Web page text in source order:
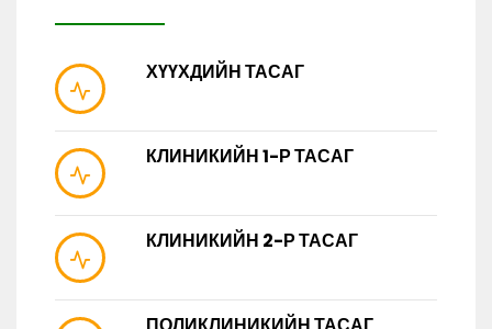
ХҮҮХДИЙН ТАСАГ
КЛИНИКИЙН 1-Р ТАСАГ
КЛИНИКИЙН 2-Р ТАСАГ